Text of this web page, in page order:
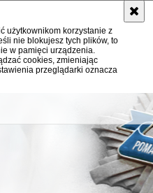
użytkownikom korzystanie z
nie blokujesz tych plików, to
w pamięci urządzenia.
cookies, zmieniając
przeglądarki oznacza